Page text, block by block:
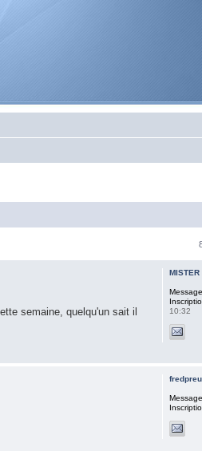
semaine, quelqu'un sait il
MISTER
10:32